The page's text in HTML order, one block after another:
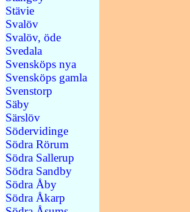
Stävie
Svalöv
Svalöv, öde
Svedala
Svensköps nya
Svensköps gamla
Svenstorp
Säby
Särslöv
Södervidinge
Södra Rörum
Södra Sallerup
Södra Sandby
Södra Åby
Södra Åkarp